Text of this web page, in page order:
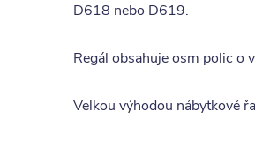
D618 nebo D619.
Regál obsahuje osm polic
Velkou výhodou nábytkové